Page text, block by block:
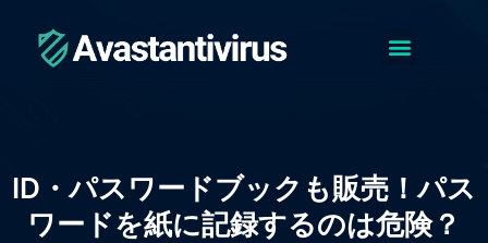
ス
キ
ID・パスワードブックも販売！パス
ワードを紙に記録するのは危険？